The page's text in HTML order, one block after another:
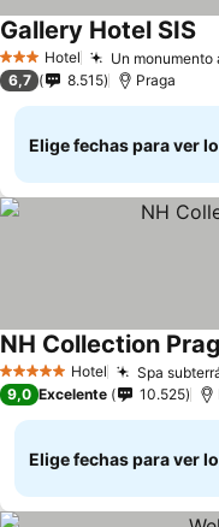
3 Estrellas
Hotel Un
Gallery Hotel SIS
6,7 8.515 Praga
Elige fechas para ver
5 Estrellas Hotel Spa
NH Collection
9,0 Excelente 10.525
Elige fechas para ver